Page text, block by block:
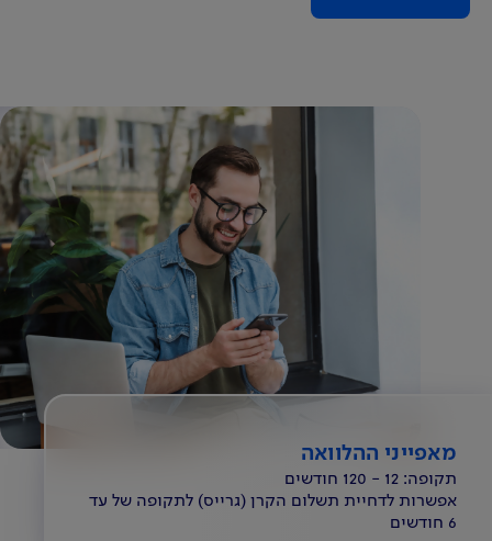
מאפייני ההלוואה
תקופה: 12 - 120 חודשים
אפשרות לדחיית תשלום הקרן (גרייס) לתקופה של עד
6 חודשים